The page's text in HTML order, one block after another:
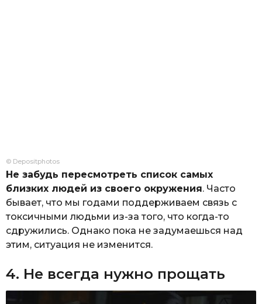
© Depositphotos
Не забудь пересмотреть список самых
близких людей из своего окружения. Часто
бывает, что мы годами поддерживаем связь с
токсичными людьми из-за того, что когда-то
сдружились. Однако пока не задумаешься над
этим, ситуация не изменится.
4. Не всегда нужно прощать